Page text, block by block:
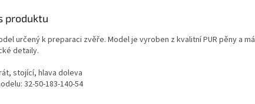
produktu
určený k preparaci zvěře. Model je vyroben z kvalitní PUR pěny a má
detaily.
stojící, hlava doleva
32-50-183-140-54